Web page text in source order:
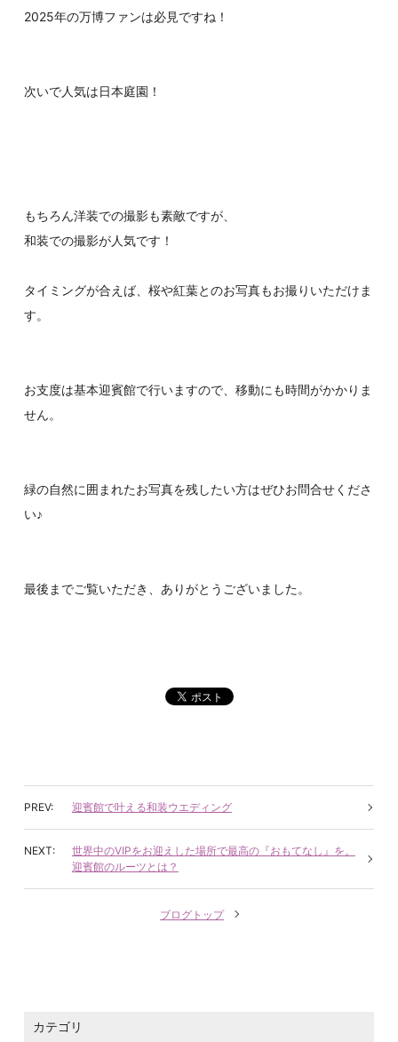
2025年の万博ファンは必見ですね！
次いで人気は日本庭園！
もちろん洋装での撮影も素敵ですが、
和装での撮影が人気です！
タイミングが合えば、桜や紅葉とのお写真もお撮りいただけま
す。
お支度は基本迎賓館で行いますので、移動にも時間がかかりま
せん。
緑の自然に囲まれたお写真を残したい方はぜひお問合せくださ
い♪
最後までご覧いただき、ありがとうございました。
迎賓館で叶える和装ウエディング
世界中のVIPをお迎えした場所で最高の『おもてなし』を。
迎賓館のルーツとは？
ブログトップ
カテゴリ